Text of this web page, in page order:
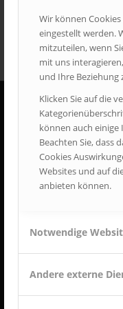
Wir können
eingestellt werden.
mitzuteilen, wenn
mit uns
und Ihre Beziehung
Klicken Sie auf die
können auch einige
Beachten Sie, dass
Cookies
Websites und auf
anbieten können.
Notwendige
Andere externe
Samstag + Sonntag:
10:00 - 17:00 Uhr
Gesetzliche Feiertage
10:00 - 17:00 Uhr
Träger
Feuerwehrmuseum